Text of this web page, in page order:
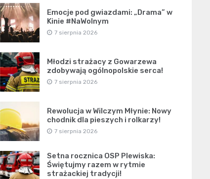
Emocje pod gwiazdami: „Drama” w
Kinie #NaWolnym
7 sierpnia 2026
Młodzi strażacy z Gowarzewa
zdobywają ogólnopolskie serca!
7 sierpnia 2026
Rewolucja w Wilczym Młynie: Nowy
chodnik dla pieszych i rolkarzy!
7 sierpnia 2026
Setna rocznica OSP Plewiska:
Świętujmy razem w rytmie
strażackiej tradycji!